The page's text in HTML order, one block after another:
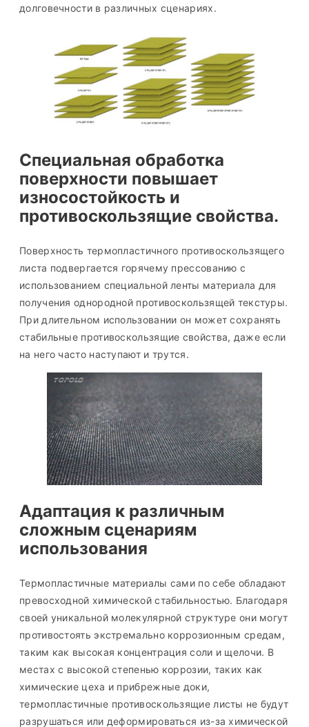
долговечности в различных сценариях.
Специальная обработка
поверхности повышает
износостойкость и
противоскользящие свойства.
Поверхность термопластичного противоскользящего
листа подвергается горячему прессованию с
использованием специальной ленты материала для
получения однородной противоскользящей текстуры.
При длительном использовании он может сохранять
стабильные противоскользящие свойства, даже если
на него часто наступают и трутся.
Адаптация к различным
сложным сценариям
использования
Термопластичные материалы сами по себе обладают
превосходной химической стабильностью. Благодаря
своей уникальной молекулярной структуре они могут
противостоять экстремально коррозионным средам,
таким как высокая концентрация соли и щелочи. В
местах с высокой степенью коррозии, таких как
химические цеха и прибрежные доки,
термопластичные противоскользящие листы не будут
разрушаться или деформироваться из-за химической